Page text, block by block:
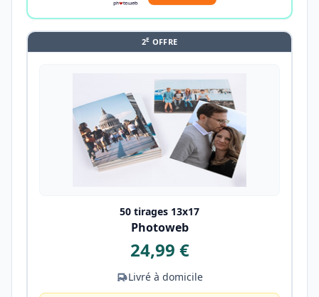
2E OFFRE
50 tirages 13x17
Photoweb
24,99 €
Livré à domicile